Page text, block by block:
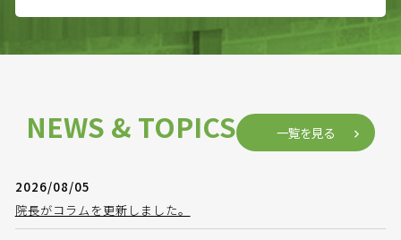
NEWS & TOPICS 一覧を見る
2026/08/05
院長がコラムを更新しました。